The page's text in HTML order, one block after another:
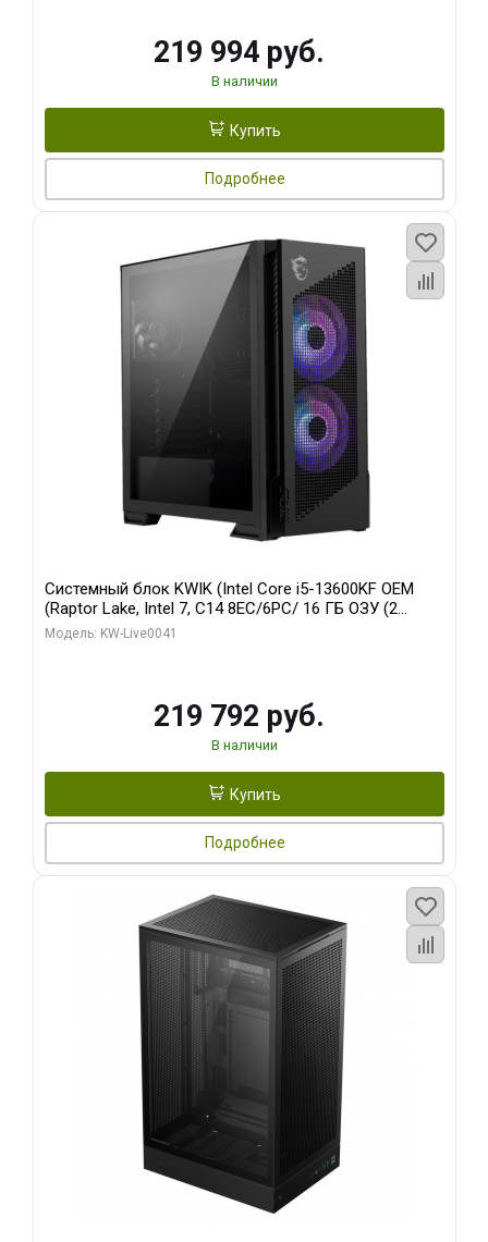
219 994 руб.
В наличии
Купить
Подробнее
Системный блок KWIK (Intel Core i5-13600KF OEM
(Raptor Lake, Intel 7, C14 8EC/6PC/ 16 ГБ ОЗУ (2
модуля)/ Palit RTX5080 GAMINGPRO OC 16GB GDDR7
Модель: KW-Live0041
219 792 руб.
В наличии
Купить
Подробнее